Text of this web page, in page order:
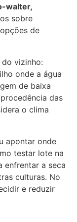
walter,
sobre
de
vizinho:
onde a água
de baixa
das
o clima
apontar onde
testar lote na
enfrentar a seca
culturas. No
e reduzir